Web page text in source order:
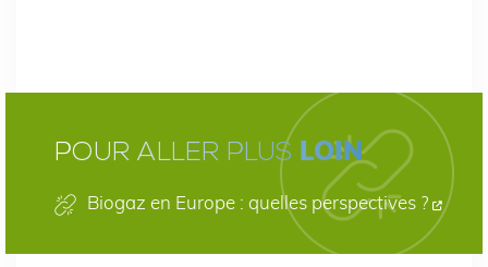
POUR ALLER PLUS LOIN
Biogaz en Europe : quelles perspectives ?